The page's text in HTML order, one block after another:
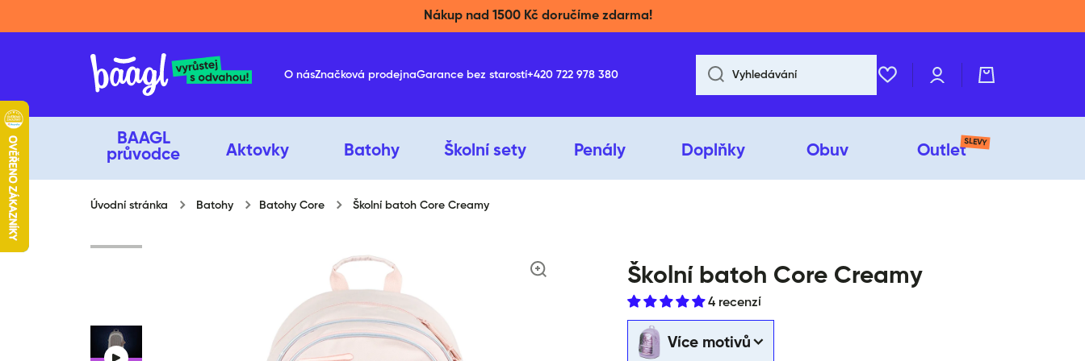
Nákup nad 1500 Kč doručíme zdarma!
O násZnačková prodejnaGarance bez starostí+420 722 978 380 Vyhledávání PřihlášeníKošík
BAAGL
průvodce
Aktovky Batohy Školní sety Penály Doplňky Obuv Outlet
SLEVY
Úvodní stránka Batohy Batohy Core Školní batoh Core Creamy
Školní batoh Core Creamy
4 recenzí
Více motivů